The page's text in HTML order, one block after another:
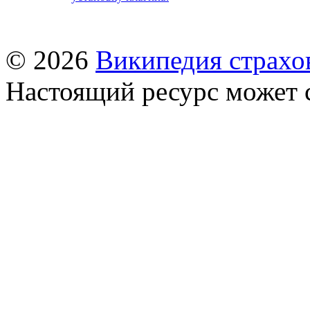
© 2026 Википедия
Настоящий ресурс может